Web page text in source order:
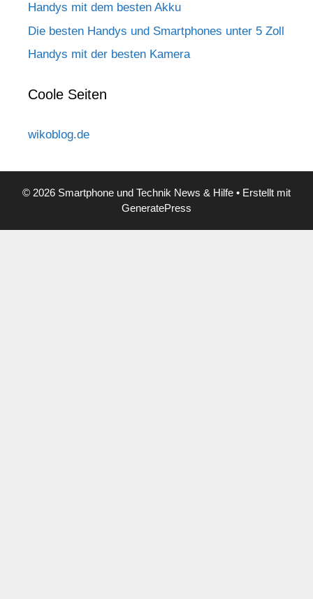
Handys mit dem besten Akku
Die besten Handys und Smartphones unter 5 Zoll
Handys mit der besten Kamera
Coole Seiten
wikoblog.de
© 2026 Smartphone und Technik News & Hilfe • Erstellt mit
GeneratePress